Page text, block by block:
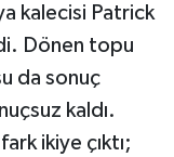
kalecisi Patrick
Dönen topu
da sonuç
kaldı.
ikiye çıktı;